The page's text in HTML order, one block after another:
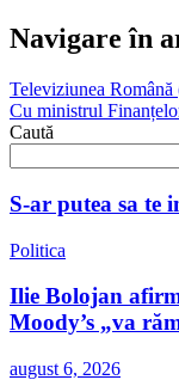
Navigare în
Televiziunea
Cu ministrul
Caută
S-ar putea sa te
Politica
Ilie Bolojan
Moody’s „va
august 6, 2026